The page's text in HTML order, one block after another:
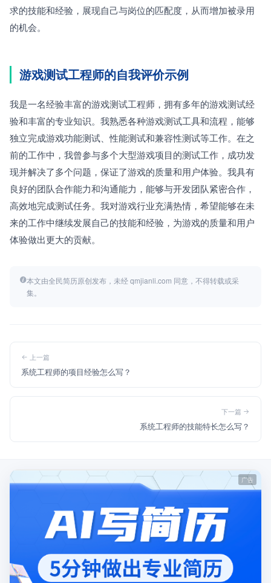
求的技能和经验，展现自己与岗位的匹配度，从而增加被录用
的机会。
游戏测试工程师的自我评价示例
我是一名经验丰富的游戏测试工程师，拥有多年的游戏测试经
验和丰富的专业知识。我熟悉各种游戏测试工具和流程，能够
独立完成游戏功能测试、性能测试和兼容性测试等工作。在之
前的工作中，我曾参与多个大型游戏项目的测试工作，成功发
现并解决了多个问题，保证了游戏的质量和用户体验。我具有
良好的团队合作能力和沟通能力，能够与开发团队紧密合作，
高效地完成测试任务。我对游戏行业充满热情，希望能够在未
来的工作中继续发展自己的技能和经验，为游戏的质量和用户
体验做出更大的贡献。
本文由全民简历原创发布，未经 qmjianli.com 同意，不得转载或采
集。
上一篇
系统工程师的项目经验怎么写？
下一篇
系统工程师的技能特长怎么写？